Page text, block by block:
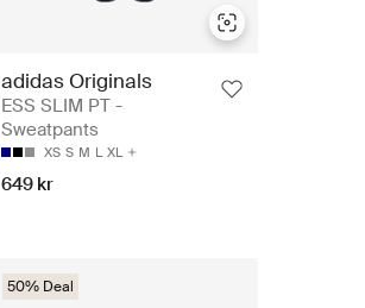
adidas Originals
ESS SLIM PT -
Sweatpants
XS S M L XL
649 kr
50% Deal